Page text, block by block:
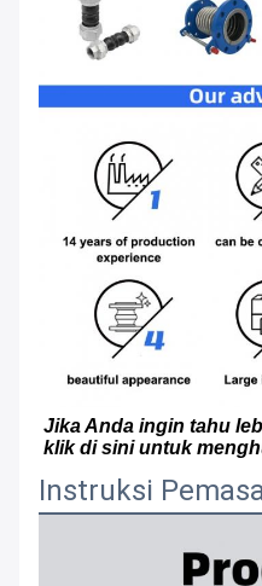
Jika Anda ingin tahu
klik di sini untuk
Instruksi